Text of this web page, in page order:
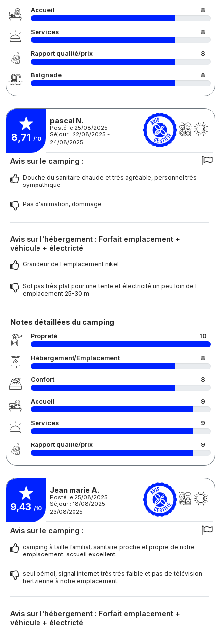
Accueil 8
Services 8
Rapport qualité/prix 8
Baignade 8
8,71 /10
pascal N.
Posté le 25/08/2025
Séjour : 22/08/2025 -
24/08/2025
Avis sur le camping :
Douche du sanitaire chaude et très agréable, personnel très
sympathique
Pas d'animation, dommage
Avis sur l'hébergement : Forfait emplacement +
véhicule + électricté
Grandeur de l emplacement nikel
Sol pas très plat pour une tente et électricité un peu loin de l
emplacement 25-30 m
Notes détaillées du camping
Propreté 10
Hébergement/Emplacement 8
Confort 8
Accueil 9
Services 9
Rapport qualité/prix 9
9,43 /10
Jean marie A.
Posté le 25/08/2025
Séjour : 18/08/2025 -
23/08/2025
Avis sur le camping :
camping à taille familial, sanitaire proche et propre de notre
emplacement. accueil excellent.
seul bémol, signal internet très très faible et pas de télévision
hertzienne à notre emplacement.
Avis sur l'hébergement : Forfait emplacement +
véhicule + électricté